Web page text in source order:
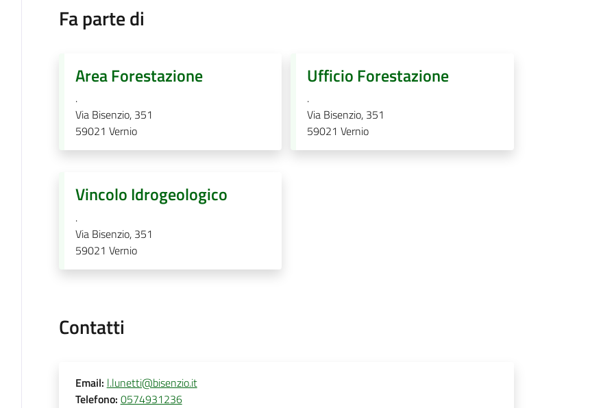
Fa parte di
Area Forestazione
.
Via Bisenzio, 351
59021 Vernio
Ufficio Forestazione
.
Via Bisenzio, 351
59021 Vernio
Vincolo Idrogeologico
.
Via Bisenzio, 351
59021 Vernio
Contatti
Email: l.lunetti@bisenzio.it
Telefono: 0574931236